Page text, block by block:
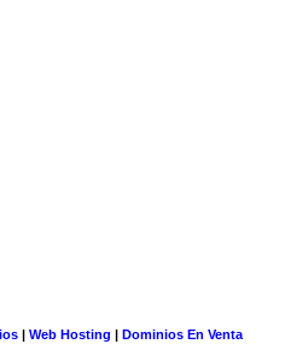
| Web Hosting | Dominios En Venta